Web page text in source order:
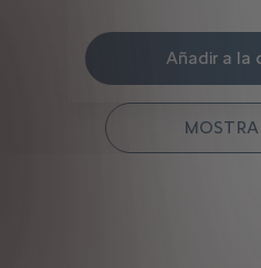
Price
86,56
Quantity
updated
Añadir a la